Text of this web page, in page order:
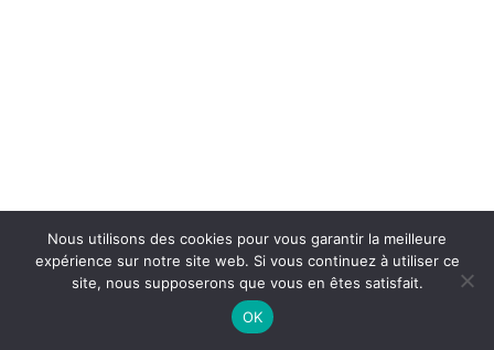
Nous utilisons des cookies pour vous garantir la meilleure
expérience sur notre site web. Si vous continuez à utiliser ce
site, nous supposerons que vous en êtes satisfait.
OK